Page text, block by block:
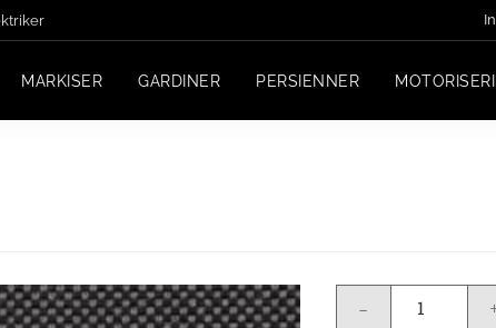
MARKISER GARDINER PERSIENNER
-